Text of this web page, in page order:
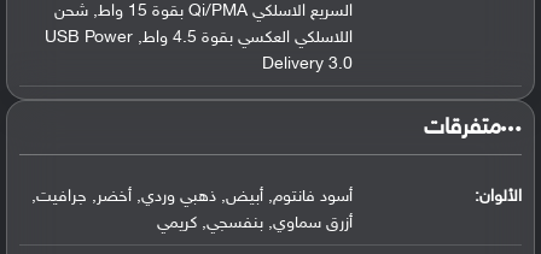
السريع الاسلكي Qi/PMA بقوة 15 واط, شحن
اللاسلكي العكسي بقوة 4.5 واط, USB Power
Delivery 3.0
‏متفرقات‏
الألوان:
أسود فانتوم, أبيض, ذهبي وردي, أخضر, جرافيت,
أزرق سماوي, بنفسجي, كريمي